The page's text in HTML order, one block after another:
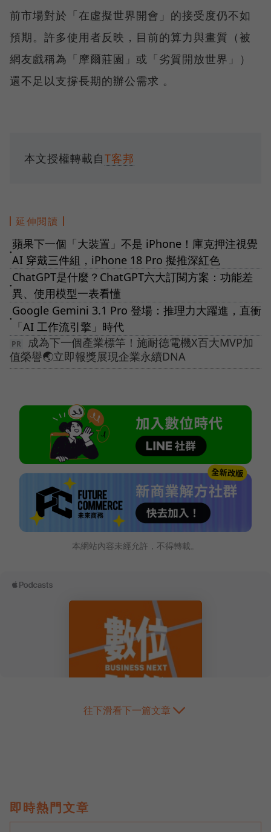
前市場對於「在虛擬世界開會」的接受度仍不如
預期。許多使用者反映，目前的算力與畫質（被
網友戲稱為「摩爾莊園」或「劣質開放世界」）
還不足以支撐長期的辦公需求 。
本文授權轉載自T客邦
延伸閱讀
●
蘋果下一個「大裝置」不是 iPhone！庫克押注視覺
AI 穿戴三件組，iPhone 18 Pro 擬推深紅色
●
ChatGPT是什麼？ChatGPT六大訂閱方案：功能差
異、使用模型一表看懂
●
Google Gemini 3.1 Pro 登場：推理力大躍進，直衝
「AI 工作流引擎」時代
成為下一個產業標竿！施耐德電機X百大MVP加
值榮譽🌏立即報獎展現企業永續DNA
本網站內容未經允許，不得轉載。
往下滑看下一篇文章
即時熱門文章